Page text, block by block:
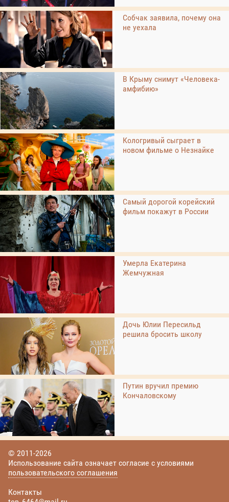
Собчак заявила, почему она
не уехала
В Крыму снимут «Человека-
амфибию»
Кологривый сыграет в
новом фильме о Незнайке
Самый дорогой корейский
фильм покажут в России
Умерла Екатерина
Жемчужная
Дочь Юлии Пересильд
решила бросить школу
Путин вручил премию
Кончаловскому
© 2011-2026
Использование сайта означает согласие с условиями
пользовательского соглашения
Контакты